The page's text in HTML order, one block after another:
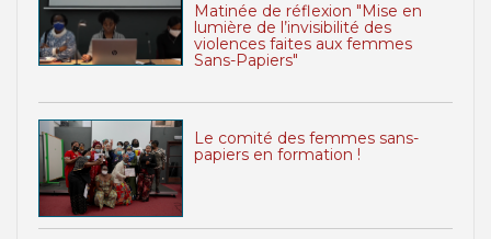
Matinée de réflexion "Mise en
lumière de l’invisibilité des
violences faites aux femmes
Sans-Papiers"
Le comité des femmes sans-
papiers en formation !